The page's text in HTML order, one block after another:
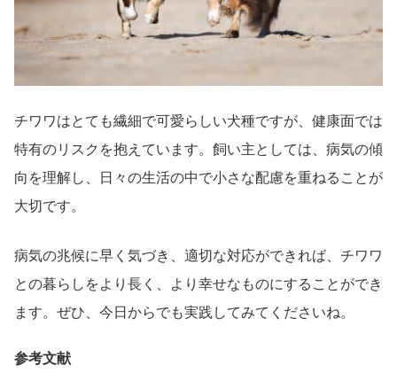
チワワはとても繊細で可愛らしい犬種ですが、健康面では
特有のリスクを抱えています。飼い主としては、病気の傾
向を理解し、日々の生活の中で小さな配慮を重ねることが
大切です。
病気の兆候に早く気づき、適切な対応ができれば、チワワ
との暮らしをより長く、より幸せなものにすることができ
ます。ぜひ、今日からでも実践してみてくださいね。
参考文献